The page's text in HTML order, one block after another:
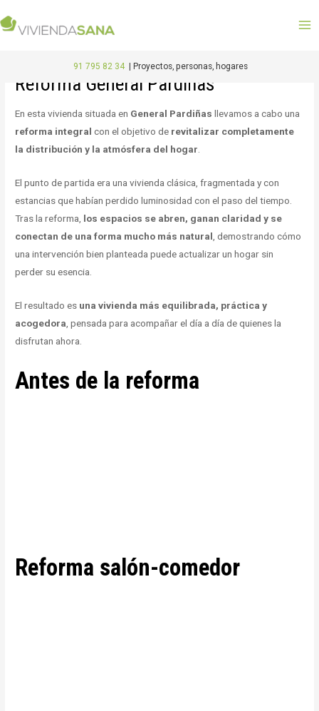
al
91 795 82 34 Proyectos, personas, hogares
Reforma General Pardiñas
En esta vivienda situada en General Pardiñas llevamos a cabo una
reforma integral con el objetivo de revitalizar completamente
la distribución y la atmósfera del hogar.
El punto de partida era una vivienda clásica, fragmentada y con
estancias que habían perdido luminosidad con el paso del tiempo.
Tras la reforma, los espacios se abren, ganan claridad y se
conectan de una forma mucho más natural, demostrando cómo
una intervención bien planteada puede actualizar un hogar sin
perder su esencia.
El resultado es una vivienda más equilibrada, práctica y
acogedora , pensada para acompañar el día a día de quienes la
disfrutan ahora.
Antes de la reforma
Reforma salón-comedor
Navegación
de
entradas